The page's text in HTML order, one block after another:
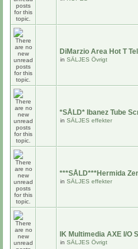
DiMarzio Area Hot T
in SÄLJES Övrigt
*SÅLD* Ibanez Tube
in SÄLJES effekter
***SÅLD***Hermida
in SÄLJES effekter
IK Multimedia AXE I/O
in SÄLJES Övrigt